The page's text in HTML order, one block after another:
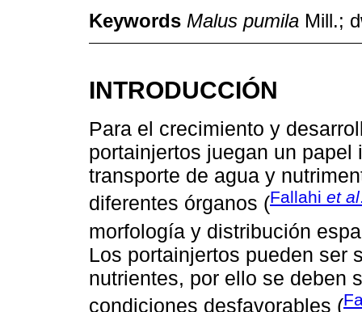
Keywords Malus pumila Mill.;
INTRODUCCIÓN
Para el crecimiento y
portainjertos juegan un
transporte de agua y
diferentes órganos (Fallahi et al
morfología y distribución
Los portainjertos pueden ser
nutrientes, por ello se deben
condiciones desfavorables (